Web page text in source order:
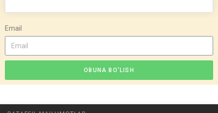
Email
OBUNA BO'LISH